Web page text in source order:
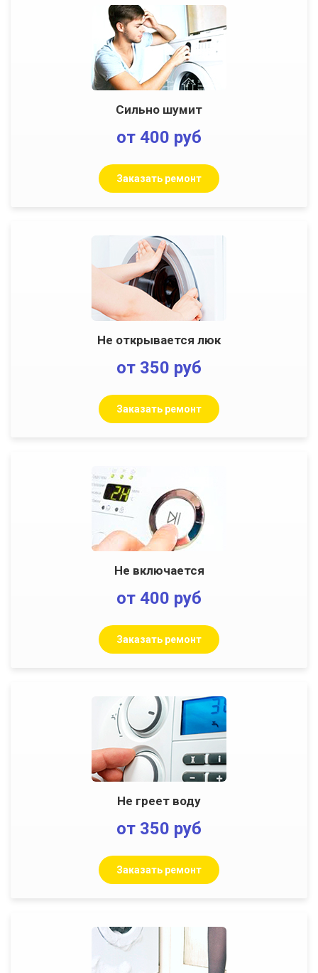
Сильно шумит
от 400 руб
Заказать ремонт
Не открывается люк
от 350 руб
Заказать ремонт
Не включается
от 400 руб
Заказать ремонт
Не греет воду
от 350 руб
Заказать ремонт